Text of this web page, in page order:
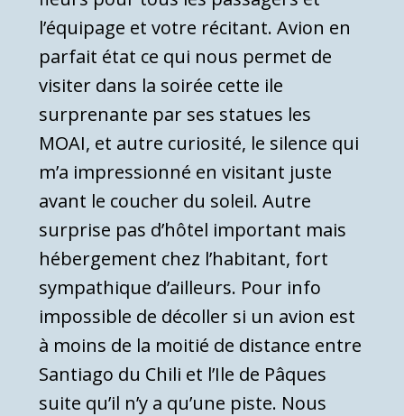
l’équipage et votre récitant. Avion en
parfait état ce qui nous permet de
visiter dans la soirée cette ile
surprenante par ses statues les
MOAI, et autre curiosité, le silence qui
m’a impressionné en visitant juste
avant le coucher du soleil. Autre
surprise pas d’hôtel important mais
hébergement chez l’habitant, fort
sympathique d’ailleurs. Pour info
impossible de décoller si un avion est
à moins de la moitié de distance entre
Santiago du Chili et l’Ile de Pâques
suite qu’il n’y a qu’une piste. Nous